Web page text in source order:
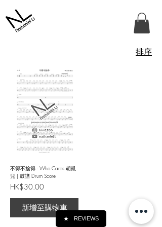
排序
不得不捨得 - Who Cares 胡凱
兒 | 鼓譜 Drum Score
價格
HK$30.00
新增至購物車
★ REVIEWS